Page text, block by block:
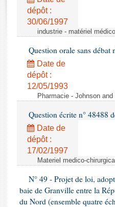
Rapports d'enquête
Rapports législatifs
Dossiers législatifs
Budget et sécurité sociale
Questions écrites et orales
dépôt :
30/06/1997
industrie - matériel
Question orale sans
Date de
dépôt :
12/05/1993
Pharmacie - Johnson
Question écrite n° 48488
Date de
dépôt :
17/02/1997
Materiel medico-
N° 49 - Projet de loi,
baie de Granville entre la
du Nord (ensemble quatre